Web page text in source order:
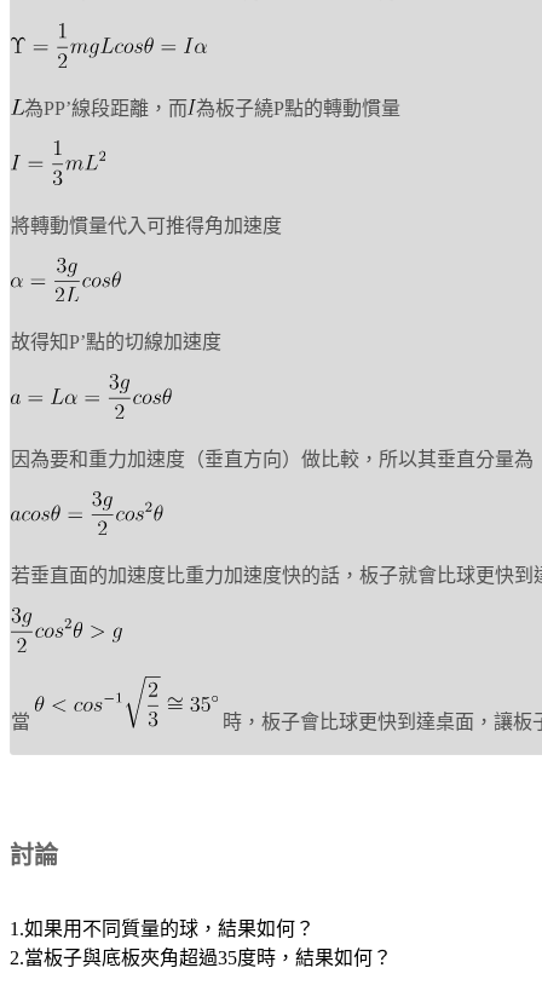
為PP’線段距離，而 為板子繞P點的轉動慣量
將轉動慣量代入可推得角加速度
故得知P’點的切線加速度
因為要和重力加速度（垂直方向）做比較，所以其垂直分量為
若垂直面的加速度比重力加速度快的話，板子就會比球更快到
當 時，板子會比球更快到達桌面，讓
討論
1.如果用不同質量的球，結果如何？
2.當板子與底板夾角超過35度時，結果如何？